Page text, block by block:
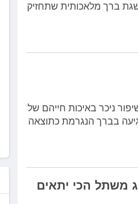
ברך מלאכותית שתחזיק
ניכר באיכות חייהם של
בברך הנגרמת כתוצאה
משתל הכי יתאים